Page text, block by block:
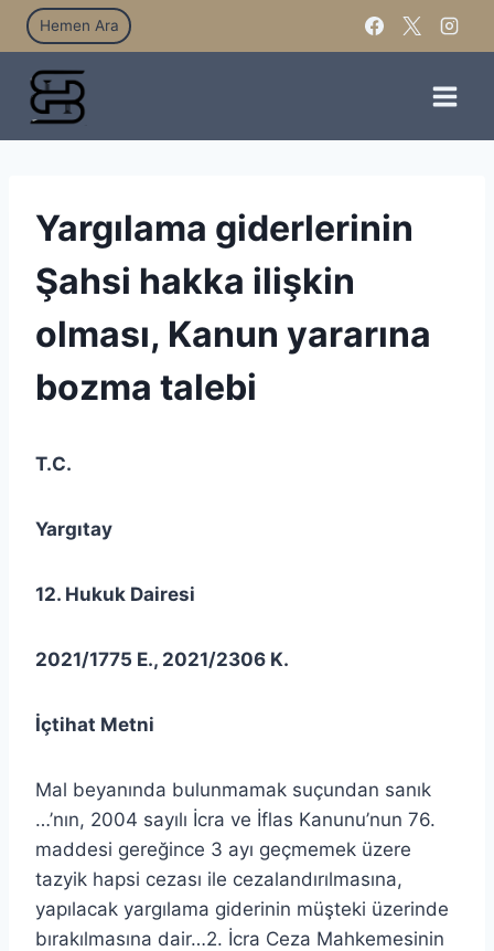
Hemen Ara
Yargılama giderlerinin
Şahsi hakka ilişkin
olması, Kanun yararına
bozma talebi
T.C.
Yargıtay
12. Hukuk Dairesi
2021/1775 E., 2021/2306 K.
İçtihat Metni
Mal beyanında bulunmamak suçundan sanık
…’nın, 2004 sayılı İcra ve İflas Kanunu’nun 76.
maddesi gereğince 3 ayı geçmemek üzere
tazyik hapsi cezası ile cezalandırılmasına,
yapılacak yargılama giderinin müşteki üzerinde
bırakılmasına dair…2. İcra Ceza Mahkemesinin